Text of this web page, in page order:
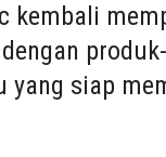
kembali
siap